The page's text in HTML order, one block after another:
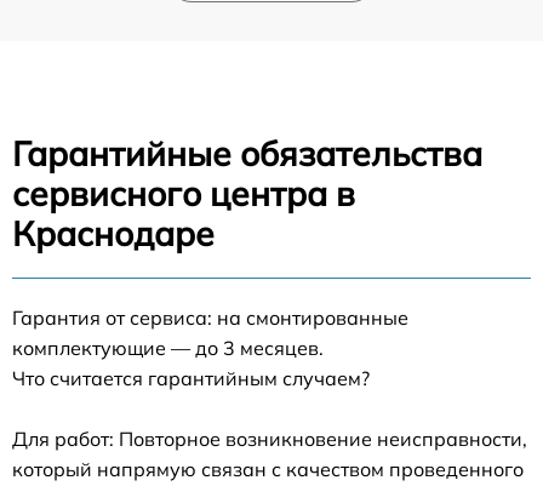
Гарантийные обязательства
сервисного центра в
Краснодаре
Гарантия от сервиса: на смонтированные
комплектующие — до 3 месяцев.
Что считается гарантийным случаем?
Для работ: Повторное возникновение неисправности,
который напрямую связан с качеством проведенного